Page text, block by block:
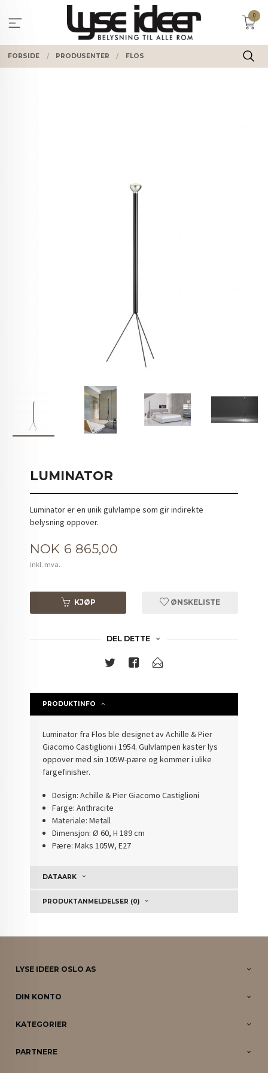
innholdet
0
FORSIDE PRODUSENTER FLOS
LUMINATOR
Luminator er en unik gulvlampe som gir indirekte
belysning oppover.
Pris
NOK 6 865,00
inkl. mva.
KJØP ØNSKELISTE
DEL DETTE
PRODUKTINFO
Luminator fra Flos ble designet av Achille & Pier
Giacomo Castiglioni i 1954. Gulvlampen kaster lys
oppover med sin 105W-pære og kommer i ulike
fargefinisher.
Design: Achille & Pier Giacomo Castiglioni
Farge: Anthracite
Materiale: Metall
Dimensjon: Ø 60, H 189 cm
Pære: Maks 105W, E27
DATAARK
PRODUKTANMELDELSER (0)
LYSE IDEER OSLO AS
DIN KONTO
KATEGORIER
PARTNERE